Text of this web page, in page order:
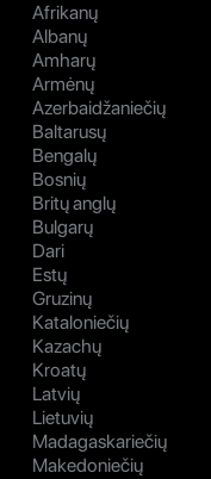
Afrikanų
Albanų
Amharų
Armėnų
Azerbaidžaniečių
Baltarusų
Bengalų
Bosnių
Britų anglų
Bulgarų
Dari
Estų
Gruzinų
Kataloniečių
Kazachų
Kroatų
Latvių
Lietuvių
Madagaskariečių
Makedoniečių